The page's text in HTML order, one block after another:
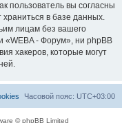
пользователь вы согласны
в базе данных.
лицам без вашего
- Форум», ни phpBB
хакеров, которые могут
Часовой пояс: UTC+03:00
© phpBB Limited